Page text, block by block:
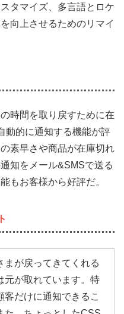
タマイズ、多言語とロケ
向上させるためのリマイ
時間を取り戻すために在
動的に通知する機能が評
素早さや商品が在庫切れ
知をメール&SMSで送る
もお客様から好評だ。
まが戻ってきてくれる
元が取れています。特
客だけに通知できるこ